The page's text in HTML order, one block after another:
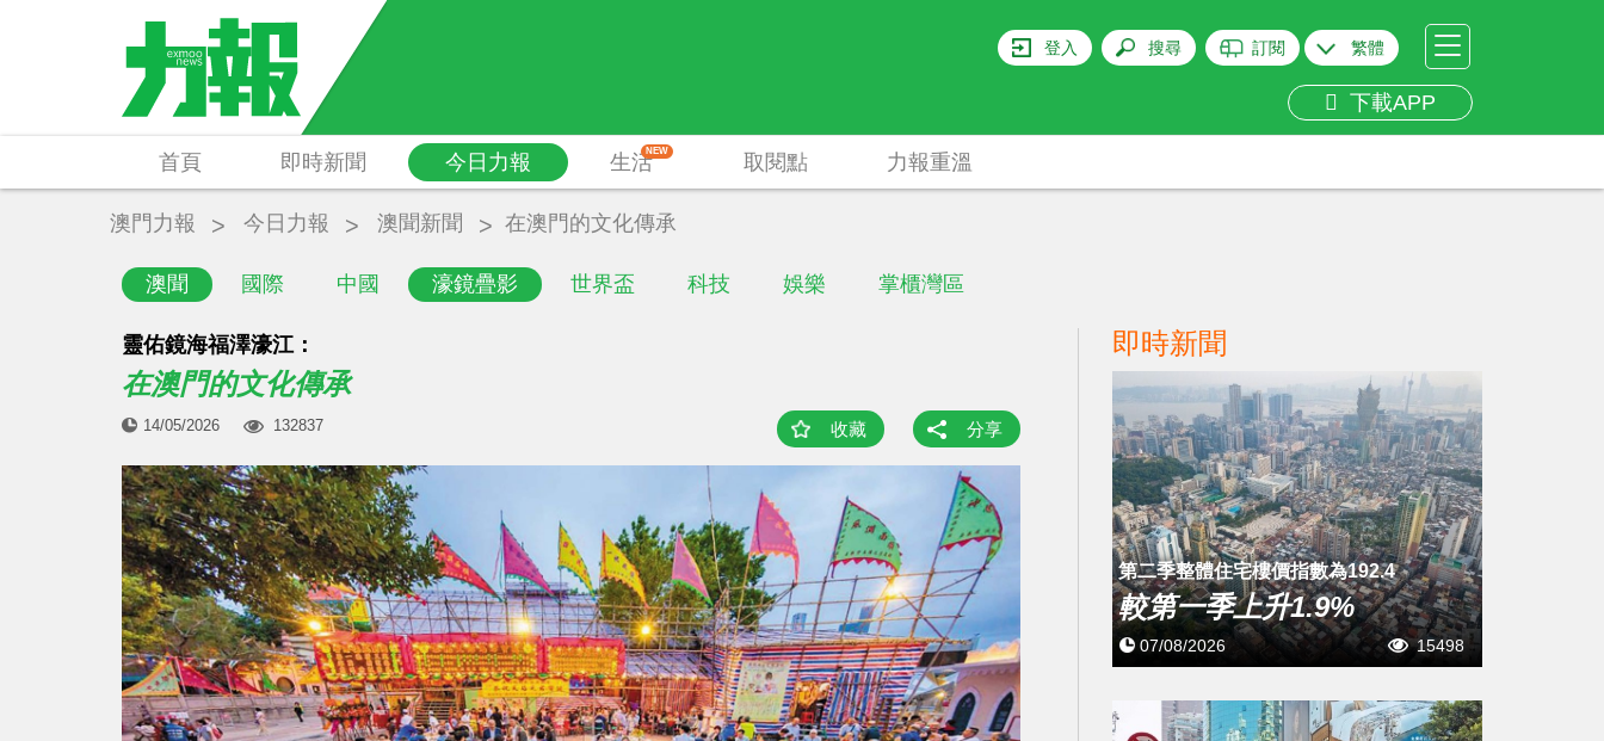
登入 搜尋 訂閱 繁體
下載APP
首頁 即時新聞 今日力報
澳聞 國際 中國 濠鏡疊影 世界盃 科技 娛樂 掌櫃灣區
生活NEW 取閱點 力報重溫
澳門力報 今日力報 澳聞新聞 在澳門的文化傳承
靈佑鏡海福澤濠江：
在澳門的文化傳承
14/05/2026 132837 收藏 分享
即時新聞
第二季整體住宅樓價指數為192.4
較第一季上升1.9%
07/08/2026 15498